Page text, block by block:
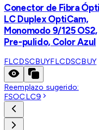
Conector de Fibra
LC Duplex OptiCam,
Monomodo 9/125 OS2,
Pre-pulido, Color Azul
FLCDSCBUYFLCDSCBUY
Reemplazo sugerido:
FSOCLC9